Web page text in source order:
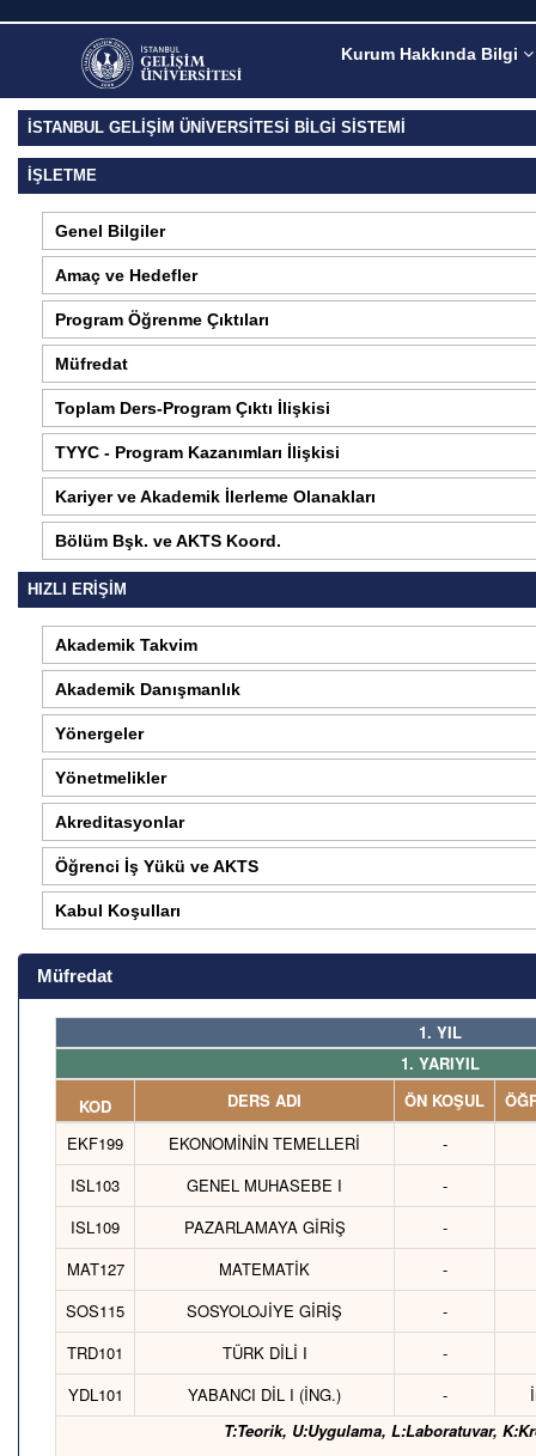
Kurum Hakkında Bilgi
İSTANBUL GELİŞİM ÜNİVERSİTESİ BİLGİ SİSTEMİ
İŞLETME
Genel Bilgiler
Amaç ve Hedefler
Program Öğrenme Çıktıları
Müfredat
Toplam Ders-Program Çıktı İlişkisi
TYYC - Program Kazanımları İlişkisi
Kariyer ve Akademik İlerleme Olanakları
Bölüm Bşk. ve AKTS Koord.
HIZLI ERİŞİM
Akademik Takvim
Akademik Danışmanlık
Yönergeler
Yönetmelikler
Akreditasyonlar
Öğrenci İş Yükü ve AKTS
Kabul Koşulları
Müfredat
1. YIL
1. YARIYIL
KOD
DERS ADI ÖN KOŞUL
EKF199
EKONOMİNİN TEMELLERİ -
ISL103
GENEL MUHASEBE I -
ISL109
PAZARLAMAYA GİRİŞ -
MAT127
MATEMATİK -
SOS115
SOSYOLOJİYE GİRİŞ -
TRD101
TÜRK DİLİ I -
YDL101
YABANCI DİL I (İNG.) -
T:Teorik, U:Uygulama, L:Laboratuvar,